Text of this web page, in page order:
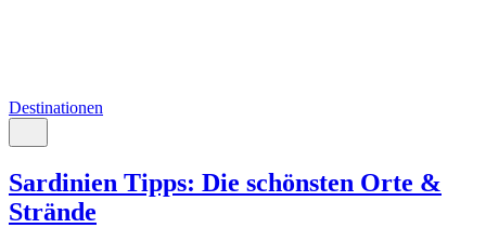
Destinationen
Sardinien Tipps: Die schönsten Orte &
Strände